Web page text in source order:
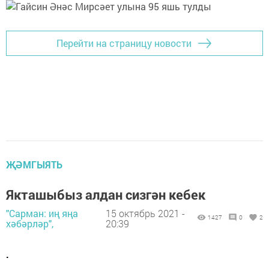
Перейти на страницу новости
ҖӘМГЫЯТЬ
Якташыбыз алдан сизгән кебек
"Сарман: иң яңа
хәбәрләр",
15 октябрь 2021 -
20:39
1427 0 2
.